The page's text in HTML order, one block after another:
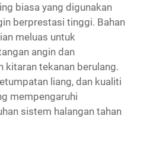
biasa yang digunakan
berprestasi tinggi. Bahan
meluas untuk
angin dan
kitaran tekanan berulang.
liang, dan kualiti
mempengaruhi
sistem halangan tahan